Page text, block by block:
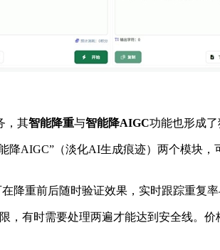
，其智能降重与智能降AIGC功能也形成了
降AIGC”（淡化AI生成痕迹）两个模块
降重前后随时验证效果，实时跟踪重复
，有时需要处理两遍才能达到安全线。